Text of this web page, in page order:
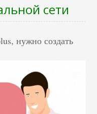
сети
нужно создать